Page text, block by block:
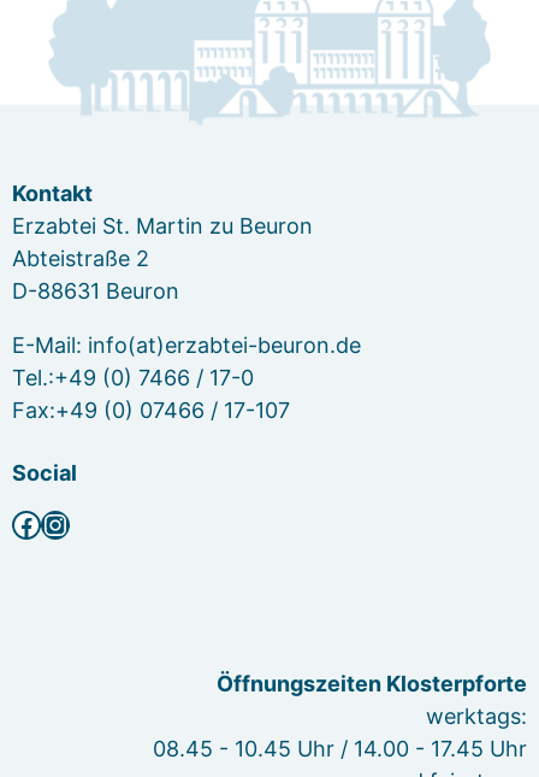
Kontakt
Erzabtei St. Martin zu Beuron
Abteistraße 2
D-88631 Beuron
E-Mail: info(at)erzabtei-beuron.de
Tel.:+49 (0) 7466 / 17-0
Fax:+49 (0) 07466 / 17-107
Social
Facebook
Instagram
Öffnungszeiten Klosterpforte
werktags:
08.45 - 10.45 Uhr / 14.00 - 17.45 Uhr